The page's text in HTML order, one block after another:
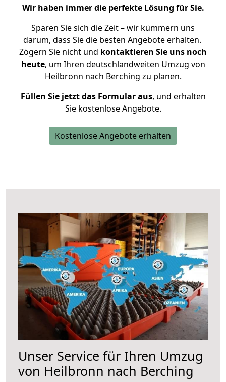
Wir haben immer die perfekte Lösung für Sie.
Sparen Sie sich die Zeit – wir kümmern uns
darum, dass Sie die besten Angebote erhalten.
Zögern Sie nicht und kontaktieren Sie uns noch
heute, um Ihren deutschlandweiten Umzug von
Heilbronn nach Berching zu planen.
Füllen Sie jetzt das Formular aus, und erhalten
Sie kostenlose Angebote.
Kostenlose Angebote erhalten
Unser Service für Ihren Umzug
von Heilbronn nach Berching